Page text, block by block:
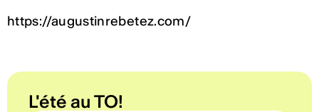
https://augustinrebetez.com/
L'été au TO!